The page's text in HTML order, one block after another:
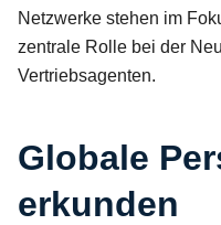
Netzwerke stehen im
zentrale Rolle bei der
Vertriebsagenten.
Globale
erkunden